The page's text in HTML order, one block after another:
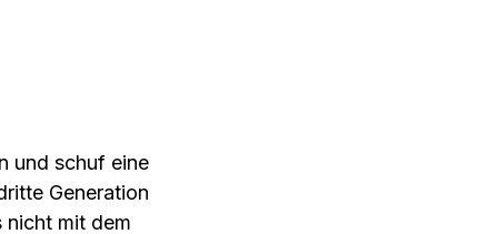
und schuf eine
Generation
nicht mit dem